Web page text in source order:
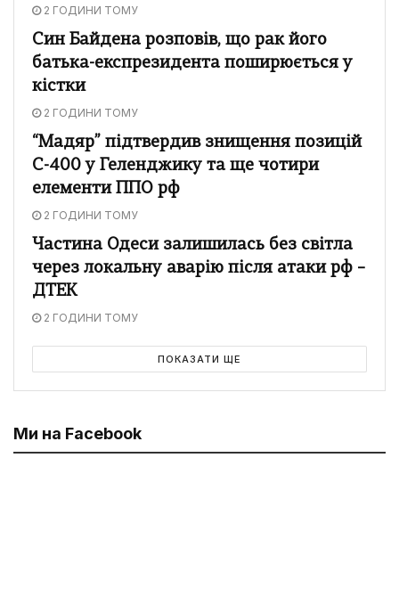
2 ГОДИНИ ТОМУ
Син Байдена розповів, що рак його
батька-експрезидента поширюється у
кістки
2 ГОДИНИ ТОМУ
“Мадяр” підтвердив знищення позицій
С-400 у Геленджику та ще чотири
елементи ППО рф
2 ГОДИНИ ТОМУ
Частина Одеси залишилась без світла
через локальну аварію після атаки рф –
ДТЕК
2 ГОДИНИ ТОМУ
ПОКАЗАТИ ЩЕ
Ми на Facebook